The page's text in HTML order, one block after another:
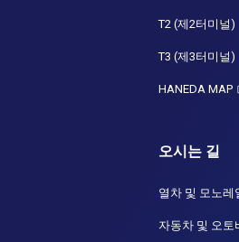
T2 (제2터미널)
T3 (제3터미널)
HANEDA MAP
오시는 길
열차 및 모노레
자동차 및 오토